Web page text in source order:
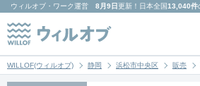
ウィルオブ・ワーク運営 8月9日更新！日本全国13,040件
WILLOF(ウィルオブ) 静岡 浜松市中央区 販売